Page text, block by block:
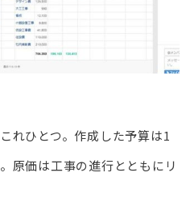
れひとつ。作成した予算は1
原価は工事の進行とともにリ